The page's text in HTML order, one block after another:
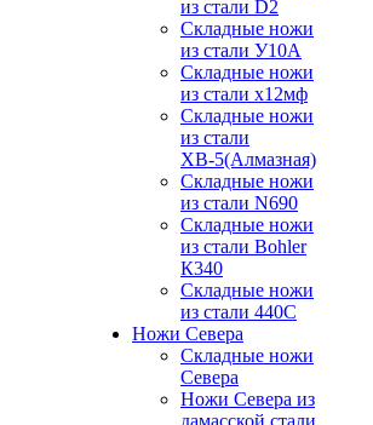
из стали D2
Складные ножи
из стали У10А
Складные ножи
из стали х12мф
Складные ножи
из стали
ХВ-5(Алмазная)
Складные ножи
из стали N690
Складные ножи
из стали Bohler
К340
Складные ножи
из стали 440С
Ножи Севера
Складные ножи
Севера
Ножи Севера из
дамасской стали